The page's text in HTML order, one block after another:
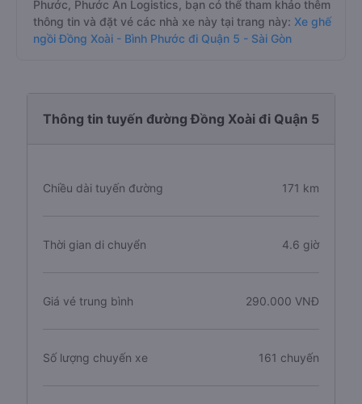
Phước, Phước An Logistics, bạn có thể tham khảo thêm
thông tin và đặt vé các nhà xe này tại trang này: Xe ghế
ngồi Đồng Xoài - Bình Phước đi Quận 5 - Sài Gòn
Thông tin tuyến đường Đồng Xoài đi Quận 5
Chiều dài tuyến đường 171 km
Thời gian di chuyển 4.6 giờ
Giá vé trung bình 290.000 VNĐ
Số lượng chuyến xe 161 chuyến